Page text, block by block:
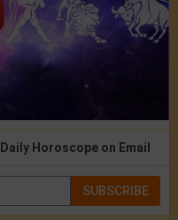
Daily Horoscope on Email
SUBSCRIBE